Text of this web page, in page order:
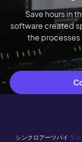
Save hours in
software created
the
シンクロアーツバイ ラ